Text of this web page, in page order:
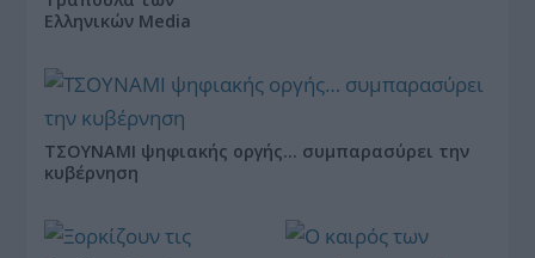
Ελληνικών Media
ΤΣΟΥΝΑΜΙ ψηφιακής οργής… συμπαρασύρει την
κυβέρνηση